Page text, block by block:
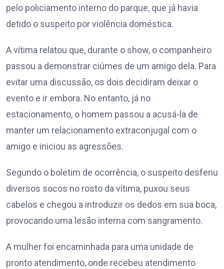
pelo policiamento interno do parque, que já havia
detido o suspeito por violência doméstica.
A vítima relatou que, durante o show, o companheiro
passou a demonstrar ciúmes de um amigo dela. Para
evitar uma discussão, os dois decidiram deixar o
evento e ir embora. No entanto, já no
estacionamento, o homem passou a acusá-la de
manter um relacionamento extraconjugal com o
amigo e iniciou as agressões.
Segundo o boletim de ocorrência, o suspeito desferiu
diversos socos no rosto da vítima, puxou seus
cabelos e chegou a introduzir os dedos em sua boca,
provocando uma lesão interna com sangramento.
A mulher foi encaminhada para uma unidade de
pronto atendimento, onde recebeu atendimento